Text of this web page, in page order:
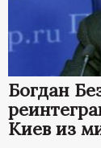
Богдан
Киев из